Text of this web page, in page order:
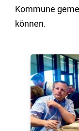
Kommune
können.